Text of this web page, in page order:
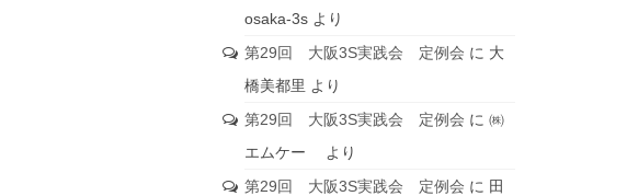
osaka-3sより
第29回 大阪3S実践会 定例会 に 大
橋美都里 より
第29回 大阪3S実践会 定例会 に ㈱
エムケー
より
第29回 大阪3S実践会 定例会 に 田